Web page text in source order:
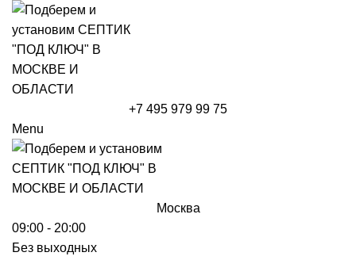
+7 495 979 99 75
Menu
Москва
09:00 - 20:00
Без выходных